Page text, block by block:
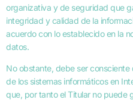
organizativa y de seguridad que
integridad y calidad de la
acuerdo con lo establecido en la
datos.
No obstante, debe ser
de los sistemas informáticos en
que, por tanto el Titular no puede